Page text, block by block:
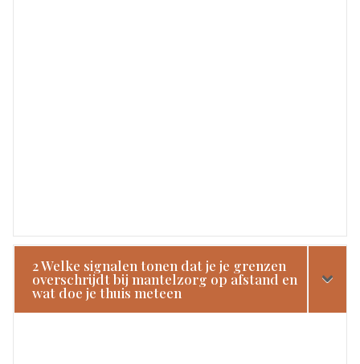
2 Welke signalen tonen dat je je grenzen
overschrijdt bij mantelzorg op afstand en
wat doe je thuis meteen